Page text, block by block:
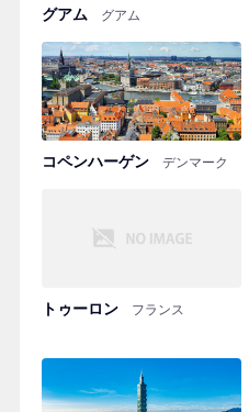
グアム グアム
コペンハーゲン デンマーク
トゥーロン フランス